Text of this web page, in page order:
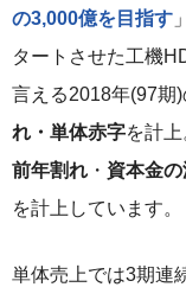
の3,000億を目指す
タートさせた工機
言える2018年(97期
れ・単体赤字を計
前年割れ ・ 資本金
を計上しています。
単体売上では3期連